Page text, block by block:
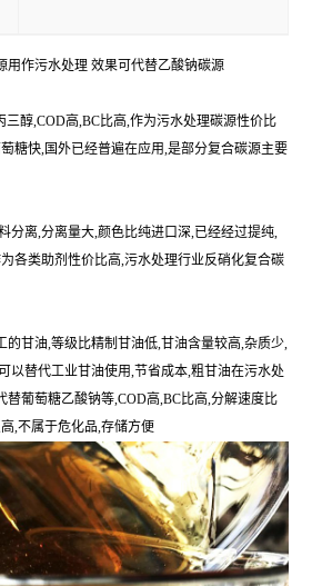
用作污水处理 效果可代替乙酸钠碳源
三醇,COD高,BC比高,作为污水处理碳源性价比
糖快,国外已经普遍在应用,是部分复合碳源主要
分离,分离量大,颜色比纯进口深,已经经过提纯,
各类助剂性价比高,污水处理行业反硝化复合碳
的甘油,等级比精制甘油低,甘油含量较高,杂质少,
以替代工业甘油使用,节省成本,粗甘油在污水处
替葡萄糖乙酸钠等,COD高,BC比高,分解速度比
,不属于危化品,存储方便